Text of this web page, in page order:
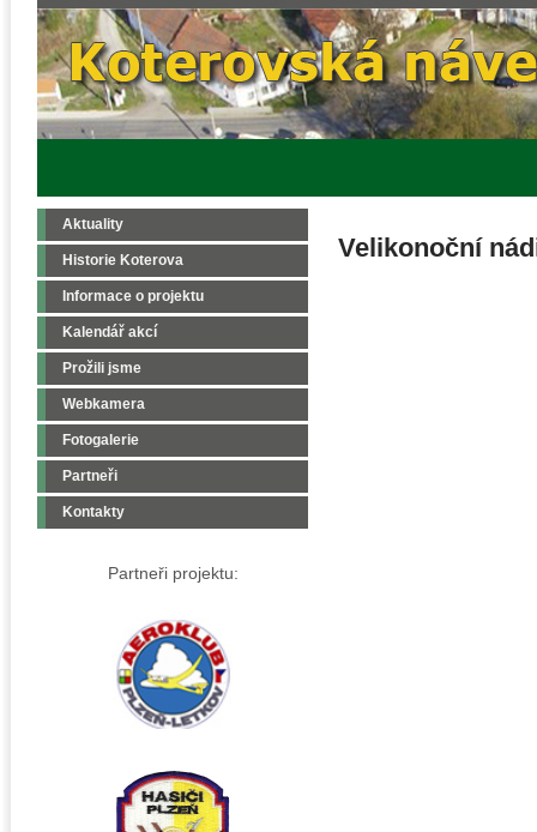
Aktuality
Historie Koterova
Informace o projektu
Kalendář akcí
Prožili jsme
Webkamera
Fotogalerie
Partneři
Kontakty
Partneři projektu:
Velikonoční